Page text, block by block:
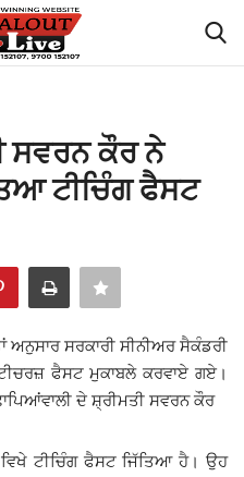
ਸਵਰਨ ਕੌਰ ਨੇ
ਟੀਚਿੰਗ ਫੈਸਟ
ਅਨੁਸਾਰ ਸਰਕਾਰੀ ਸੀਨੀਅਰ ਸੈਕੰਡਰੀ
ਫੈਸਟ ਮੁਕਾਬਲੇ ਕਰਵਾਏ ਗਏ।
ਦੇ ਸ਼੍ਰੀਮਤੀ ਸਵਰਨ ਕੌਰ
ਟੀਚਿੰਗ ਫੈਸਟ ਜਿੱਤਿਆ ਹੈ। ਉਹ